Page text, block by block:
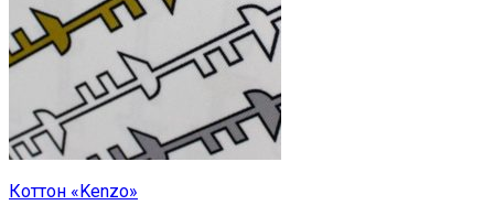
Коттон «Kenzo»